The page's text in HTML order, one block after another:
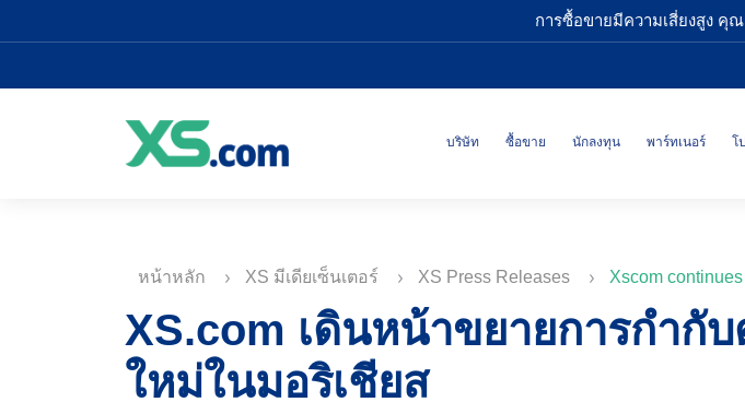
การซื้อขายมีความเสี่ยงสูง คุ
บริษัท ซื้อขาย นักลงทุน พาร์ทเนอร์ โ
หน้าหลัก XS มีเดียเซ็นเตอร์ XS Press Releases Xscom
XS.com เดินหน้าขยายการกำกั
ใหม่ในมอริเชียส